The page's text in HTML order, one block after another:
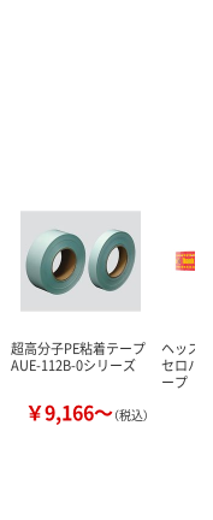
超高分子PE粘着テープ
AUE-112B-0シリーズ
￥9,166～（税込）
ヘッ
セロハ
ープ